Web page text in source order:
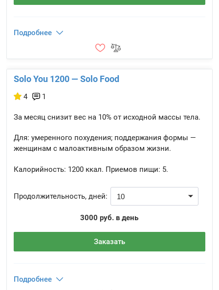
Подробнее
Solo You 1200 — Solo Food
4 1
За месяц снизит вес на 10% от исходной массы тела.
Для: умеренного похудения; поддержания формы —
женщинам с малоактивным образом жизни.
Калорийность: 1200 ккал. Приемов пищи: 5.
Продолжительность, дней:
3000 руб. в день
Заказать
Подробнее